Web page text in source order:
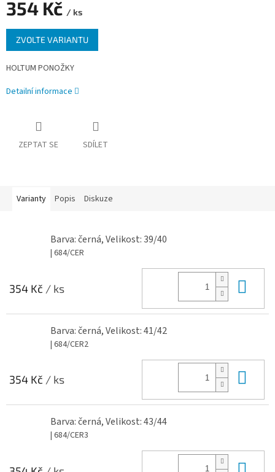
354 Kč / ks
Měrná
cena:
ZVOLTE VARIANTU
HOLTUM PONOŽKY
Detailní informace
ZEPTAT SE SDÍLET
Varianty Popis Diskuze
Barva: černá, Velikost: 39/40
| 684/CER
354 Kč / ks
Barva: černá, Velikost: 41/42
| 684/CER2
354 Kč / ks
Barva: černá, Velikost: 43/44
| 684/CER3